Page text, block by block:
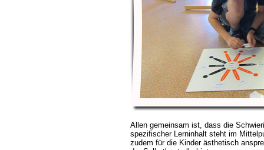
Allen gemeinsam ist, dass die
spezifischer Lerninhalt steht im
zudem für die Kinder ästhetisch